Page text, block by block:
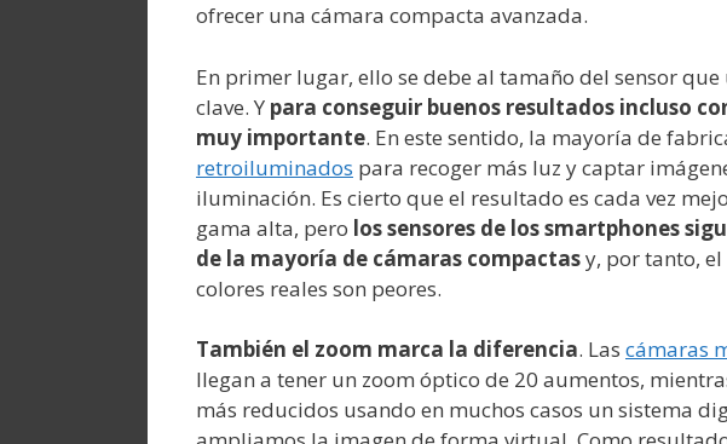
ofrecer una cámara compacta avanzada.
En primer lugar, ello se debe al tamaño del sensor
clave. Y para conseguir buenos resultados incluso
muy importante. En este sentido, la mayoría de
retroiluminados para recoger más luz y captar
iluminación. Es cierto que el resultado es cada vez
gama alta, pero los sensores de los smartphones
de la mayoría de cámaras compactasy, por tanto,
colores reales son peores.
También el zoom marca la diferencia. Las cámaras
llegan a tener un zoom óptico de 20 aumentos,
más reducidos usando en muchos casos un sistema